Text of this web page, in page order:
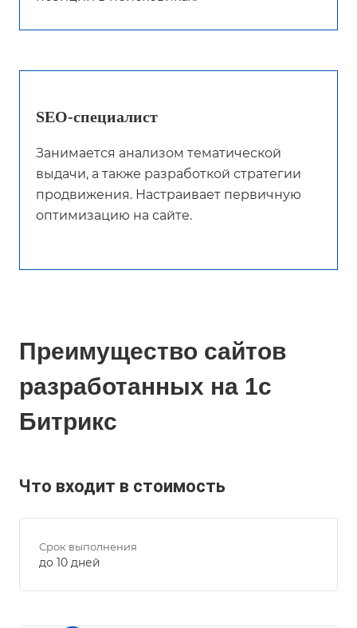
SEO-специалист
Занимается анализом тематической
выдачи, а также разработкой стратегии
продвижения. Настраивает первичную
оптимизацию на сайте.
Преимущество сайтов
разработанных на 1с
Битрикс
Что входит в стоимость
Срок выполнения
до 10 дней